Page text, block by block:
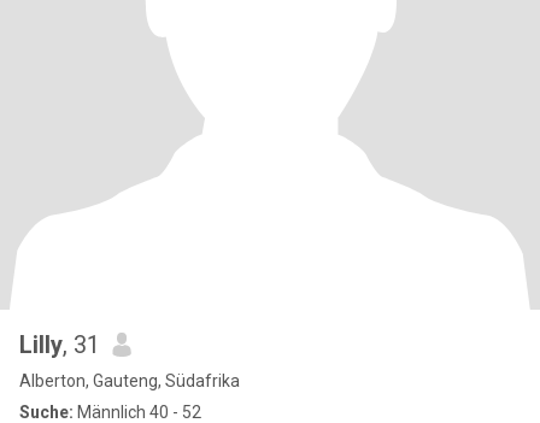
Lilly, 31
Alberton, Gauteng, Südafrika
Suche: Männlich 40 - 52